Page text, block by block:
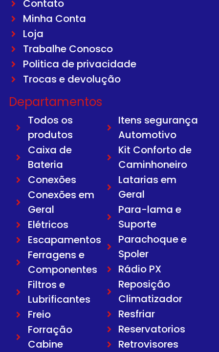
Contato
Minha Conta
Loja
Trabalhe Conosco
Politica de privacidade
Trocas e devolução
Departamentos
Todos os
produtos
Caixa de
Bateria
Conexões
Conexões em
Geral
Elétricos
Escapamentos
Ferragens e
Componentes
Filtros e
Lubrificantes
Freio
Forração
Cabine
Itens segurança
Automotivo
Kit Conforto de
Caminhoneiro
Latarias em
Geral
Para-lama e
Suporte
Parachoque e
Spoler
Rádio PX
Reposição
Climatizador
Resfriar
Reservatorios
Retrovisores